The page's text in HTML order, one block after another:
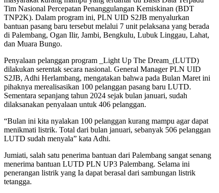
Tim Nasional Percepatan Penanggulangan Kemiskinan (BDT
TNP2K). Dalam program ini, PLN UID S2JB menyalurkan
bantuan pasang baru tersebut melalui 7 unit pelaksana yang berada
di Palembang, Ogan Ilir, Jambi, Bengkulu, Lubuk Linggau, Lahat,
dan Muara Bungo.
Penyalaan pelanggan program _Light Up The Dream_(LUTD)
dilakukan serentak secara nasional. General Manager PLN UID
S2JB, Adhi Herlambang, mengatakan bahwa pada Bulan Maret ini
pihaknya merealisasikan 100 pelanggan pasang baru LUTD.
Sementara sepanjang tahun 2024 sejak bulan januari, sudah
dilaksanakan penyalaan untuk 406 pelanggan.
“Bulan ini kita nyalakan 100 pelanggan kurang mampu agar dapat
menikmati listrik. Total dari bulan januari, sebanyak 506 pelanggan
LUTD sudah menyala” kata Adhi.
Jumiati, salah satu penerima bantuan dari Palembang sangat senang
menerima bantuan LUTD PLN UP3 Palembang. Selama ini
penerangan listrik yang Ia dapat berasal dari sambungan listrik
tetangga.